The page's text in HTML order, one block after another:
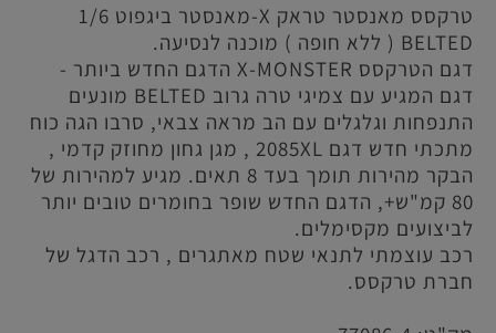
טרקסס מאנסטר טראק X-מאנסטר ביגפוט 1/6
BELTED ( ללא חופה ) מוכנה לנסיעה.
דגם הטרקסס X-MONSTER הדגם החדש ביותר -
דגם המגיע עם צמיגי טרה גרוב BELTED מונעים
התנפחות וגלגלים עם הב מראה צבאי, סרבו הגה כוח
מתכתי חדש דגם 2085XL , מגן גחון מחוזק קדמי ,
הבקר מהירות תומך בעד 8 תאים. מגיע למהירות של
80 קמ"ש+, הדגם החדש שופר בחומרים טובים יותר
לביצועים מקסימלים.
רכב עוצמתי לתנאי שטח מאתגרים , רכב הדגל של
חברת טרקסס.